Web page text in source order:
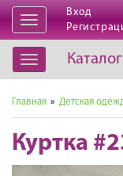
Открыть
навигацию
Вход
Открыть
навигацию
Главная » Детская
Куртка